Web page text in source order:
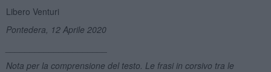
Libero Venturi
Pontedera, 12 Aprile 2020
Nota per la comprensione del testo. Le frasi in corsivo tra le